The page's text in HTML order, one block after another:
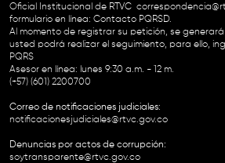
Oficial Institucional de RTVC
formulario en línea: Contacto PQRSD.
Al momento de registrar su petición, se
usted podrá realizar el seguimiento, para ello,
PQRS
Asesor en línea: lunes 9:30 a.m. - 12 m.
(+57) (601) 2200700
Correo de notificaciones judiciales:
notificacionesjudiciales@rtvc.gov.co
Denuncias por actos de corrupción:
soytransparente@rtvc.gov.co